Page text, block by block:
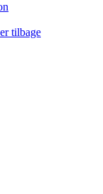
tilbage